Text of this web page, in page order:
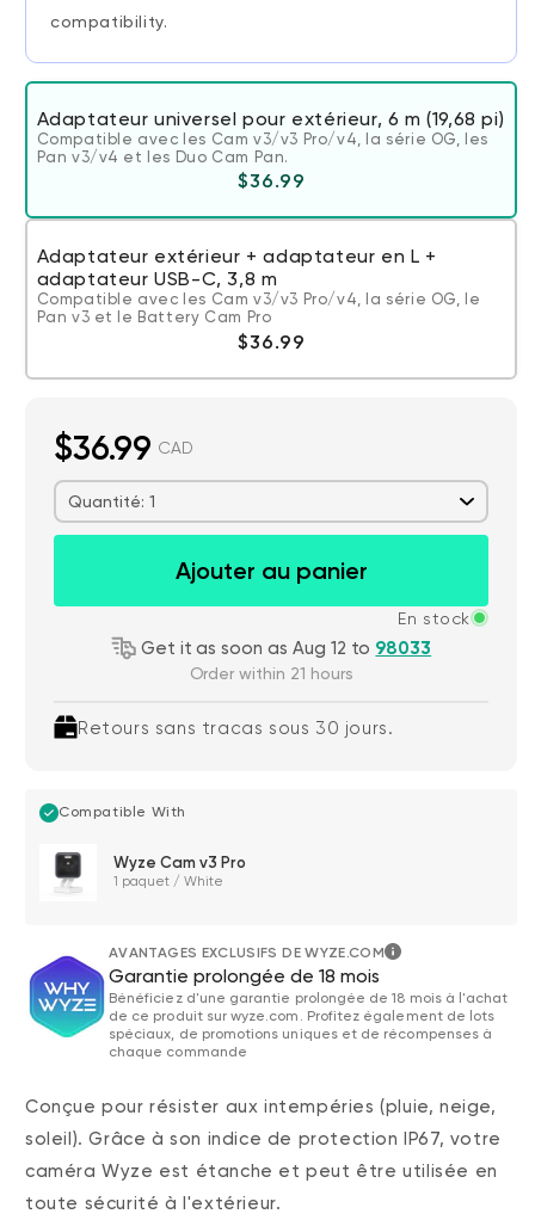
compatibility.
Adaptateur universel pour extérieur, 6 m (19,68 pi)
Compatible avec les Cam v3/v3 Pro/v4, la série OG, les
Pan v3/v4 et les Duo Cam Pan.
Prix ​​régulier
$36.99
Adaptateur extérieur + adaptateur en L +
adaptateur USB-C, 3,8 m
Compatible avec les Cam v3/v3 Pro/v4, la série OG, le
Pan v3 et le Battery Cam Pro
Prix ​​régulier
$36.99
$36.99 CAD
Quantité: 1
Ajouter au panier
En stock
Get it as soon as Aug 12 to 98033
Order within 21 hours
Retours sans tracas sous 30 jours.
Compatible With
Wyze Cam v3 Pro
1 paquet / White
AVANTAGES EXCLUSIFS DE WYZE.COM
Garantie prolongée de 18 mois
Bénéficiez d'une garantie prolongée de 18 mois à l'achat
de ce produit sur wyze.com. Profitez également de lots
spéciaux, de promotions uniques et de récompenses à
chaque commande
Conçue pour résister aux intempéries (pluie, neige,
soleil). Grâce à son indice de protection IP67, votre
caméra Wyze est étanche et peut être utilisée en
toute sécurité à l'extérieur.